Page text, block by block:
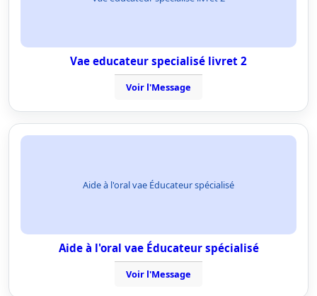
Vae educateur specialisé livret 2
Voir l'Message
Aide à l'oral vae Éducateur spécialisé
Aide à l'oral vae Éducateur spécialisé
Voir l'Message